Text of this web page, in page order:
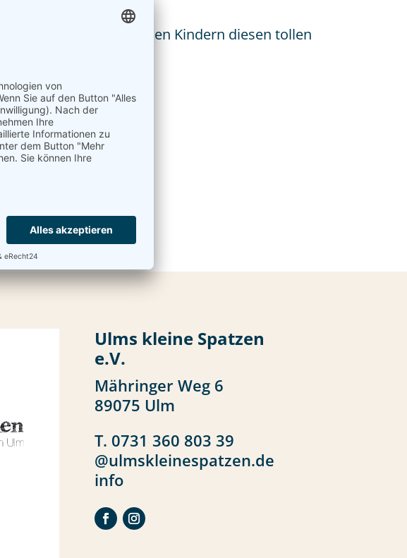
Herrn Blersch, der den Kindern diesen tollen
Ulms kleine Spatzen
e.V.
Mähringer Weg 6
89075 Ulm
T. 0731 360 803 39
ed.neztapsenielksmlu@
ofni